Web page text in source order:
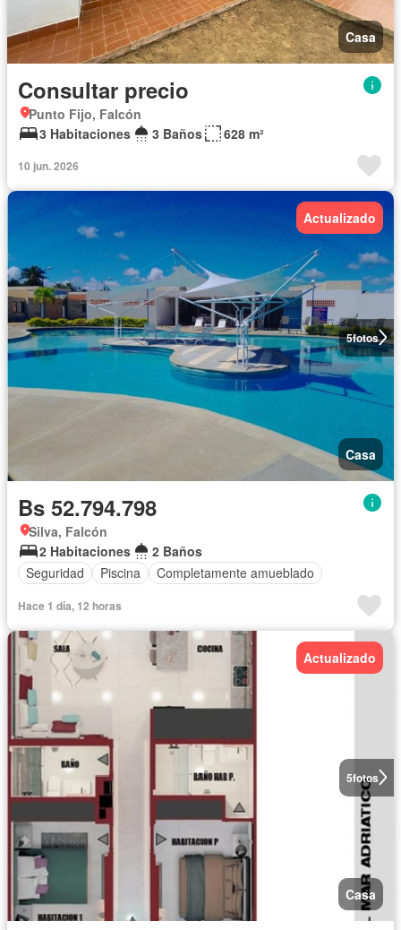
Casa
Consultar precio
Punto Fijo, Falcón
3 Habitaciones
3 Baños 628 m²
10 jun. 2026
5fotos
Actualizado
Casa
Bs 52.794.798
Silva, Falcón
2 Habitaciones
2 Baños
Seguridad
Piscina Completamente amueblado
Hace 1 día, 12 horas
5fotos
Actualizado
Casa